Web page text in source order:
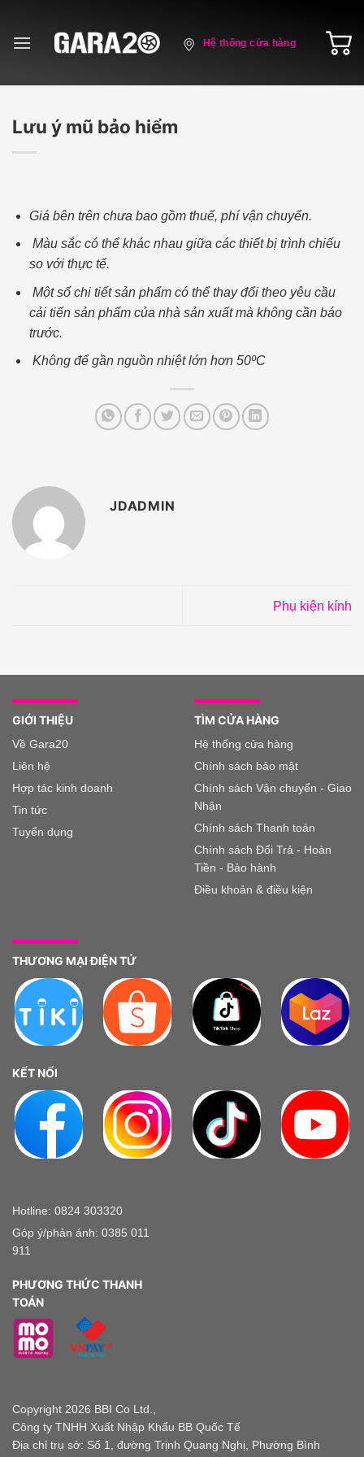
content
Hệ thống cửa hàng
Lưu ý mũ bảo hiểm
Giá bên trên chưa bao gồm thuế, phí vận chuyển.
Màu sắc có thể khác nhau giữa các thiết bị trình chiếu
so với thực tế.
Một số chi tiết sản phẩm có thể thay đổi theo yêu cầu
cải tiến sản phẩm của nhà sản xuất mà không cần báo
trước.
Không để gần nguồn nhiệt lớn hơn 50ºC
JDADMIN
Phụ kiện kính
GIỚI THIỆU
Về Gara20
Liên hệ
Hợp tác kinh doanh
Tin tức
Tuyển dụng
TÌM CỬA HÀNG
Hệ thống cửa hàng
Chính sách bảo mật
Chính sách Vận chuyển - Giao
Nhận
Chính sách Thanh toán
Chính sách Đổi Trả - Hoàn
Tiền - Bảo hành
Điều khoản & điều kiện
THƯƠNG MẠI ĐIỆN TỬ
KẾT NỐI
Hotline: 0824 303320
Góp ý/phản ánh: 0385 011
911
PHƯƠNG THỨC THANH
TOÁN
Copyright 2026 BBI Co Ltd.,
Công ty TNHH Xuất Nhập Khẩu BB Quốc Tế
Địa chỉ trụ sở: Số 1, đường Trịnh Quang Nghị, Phường Bình